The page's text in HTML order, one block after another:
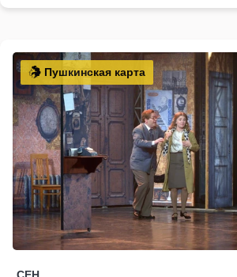
Пушкинская карта